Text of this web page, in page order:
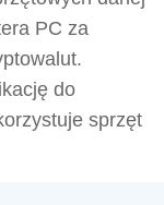
PC za
do
sprzęt